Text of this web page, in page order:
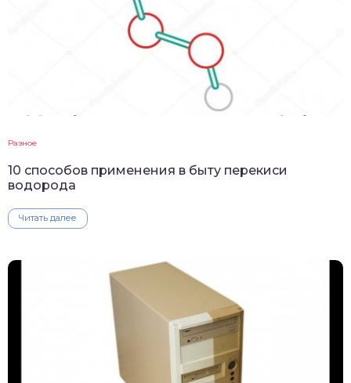
Разное
10 способов применения в быту перекиси
водорода
Читать далее